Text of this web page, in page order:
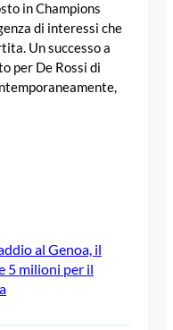
in Champions
di interessi che
Un successo a
per De Rossi di
al Genoa, il
5 milioni per il